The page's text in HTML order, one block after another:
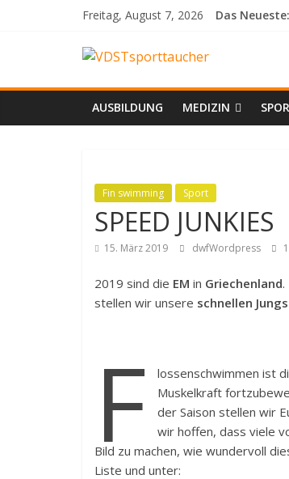
Freitag, August 7, 2026 Das Neueste:
Dein
AUSBILDUNG MEDIZIN
Fin swimming Sport
SPEED JUNKIES
15. März 2019 dwfWordpress
2019 sind die EM in Griechenland.
stellen wir unsere schnellen Jungs
F
lossenschwimmen ist
Muskelkraft
der Saison stellen wir
wir hoffen, dass viele
Bild zu machen, wie wundervoll
Liste und unter: